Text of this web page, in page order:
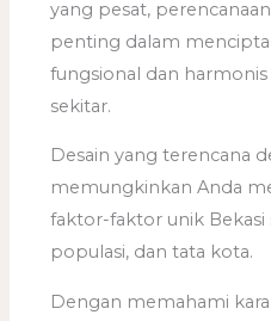
yang pesat,
penting dalam
fungsional dan
sekitar.
Desain yang terencana
memungkinkan Anda
faktor-faktor unik
populasi, dan tata kota.
Dengan memahami